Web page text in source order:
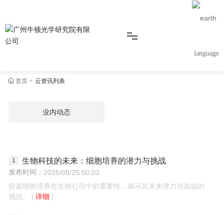
首页
Tunin细胞计数仪
Venus Milo全自动高通量细胞计数仪
Venus Pro全自动高通量细胞计数仪
language
首页 云资讯列表
业内动态
生物科技的未来：细胞培养的潜力与挑战
发布时间： 2025/08/25 00:03
探索细胞培养在生物公司中的重要性，揭示其未来潜力与面临的
挑战。
详细